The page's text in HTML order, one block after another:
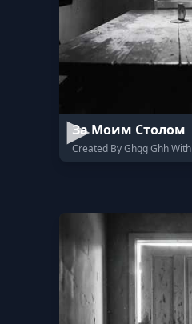
За Моим Столом
Created By Ghgg Ghh With